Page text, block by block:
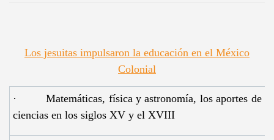
Los jesuitas impulsaron la educación en el México
Colonial
· Matemáticas, física y astronomía, los aportes de la
ciencias en los siglos XV y el XVIII